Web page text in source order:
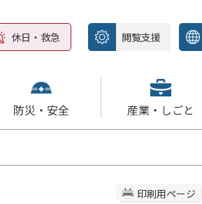
休日・救急 閲覧支援
防災・安全 産業・しごと
印刷用ページ